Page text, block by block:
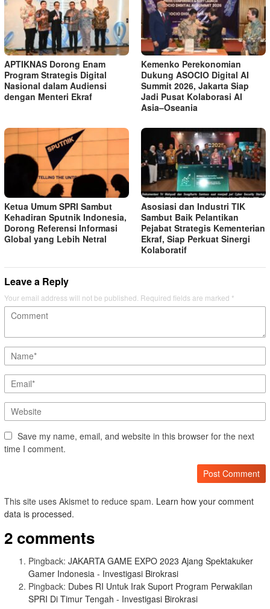
APTIKNAS Dorong Enam
Program Strategis Digital
Nasional dalam Audiensi
dengan Menteri Ekraf
Kemenko Perekonomian
Dukung ASOCIO Digital AI
Summit 2026, Jakarta Siap
Jadi Pusat Kolaborasi AI
Asia–Oseania
Ketua Umum SPRI Sambut
Kehadiran Sputnik Indonesia,
Dorong Referensi Informasi
Global yang Lebih Netral
Asosiasi dan Industri TIK
Sambut Baik Pelantikan
Pejabat Strategis Kementerian
Ekraf, Siap Perkuat Sinergi
Kolaboratif
Leave a Reply
Your email address will not be published. Required fields are marked *
Save my name, email, and website in this browser for the next
time I comment.
This site uses Akismet to reduce spam. Learn how your comment
data is processed.
2 comments
Pingback: JAKARTA GAME EXPO 2023 Ajang Spektakuker
Gamer Indonesia - Investigasi Birokrasi
Pingback: Dubes RI Untuk Irak Suport Program Perwakilan
SPRI Di Timur Tengah - Investigasi Birokrasi